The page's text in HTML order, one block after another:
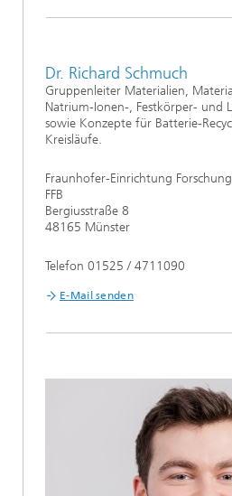
Dr. Richard Schmuch
Gruppenleiter Materialien,
Natrium-Ionen-, Festkörper- und
sowie Konzepte für Batterie-
Kreisläufe.
Fraunhofer-Einrichtung
FFB
Bergiusstraße 8
48165 Münster
Telefon 01525 / 4711090
E-Mail senden